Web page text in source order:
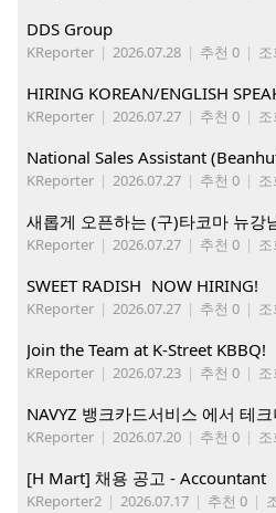
DDS Group
KReporter | 2026.07.28 | 추천 0 |
KReporter | 2026.07.27 | 추천 0 |
National Sales Assistant
KReporter | 2026.07.27 | 추천 0 |
KReporter | 2026.07.27 | 추천 0 | 조
SWEET RADISH NOW HIRING!
KReporter | 2026.07.27 | 추천 0 | 조
Join the Team at K-Street KBBQ!
KReporter | 2026.07.23 | 추천 0 |
NAVYZ 뱅크카드서비스 에서 테
KReporter | 2026.07.20 | 추천 0 |
[H Mart] 채용 공고 - Accountant
KReporter2 | 2026.07.17 | 추천 0 |